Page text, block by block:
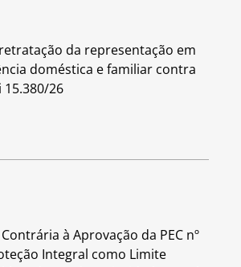
da representação em
doméstica e familiar contra
15.380/26
à Aprovação da PEC nº
Integral como Limite